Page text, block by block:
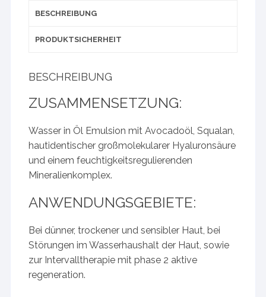
BESCHREIBUNG
PRODUKTSICHERHEIT
BESCHREIBUNG
ZUSAMMENSETZUNG:
Wasser in Öl Emulsion mit Avocadoöl, Squalan,
hautidentischer großmolekularer Hyaluronsäure
und einem feuchtigkeitsregulierenden
Mineralienkomplex.
ANWENDUNGSGEBIETE:
Bei dünner, trockener und sensibler Haut, bei
Störungen im Wasserhaushalt der Haut, sowie
zur Intervalltherapie mit phase 2 aktive
regeneration.